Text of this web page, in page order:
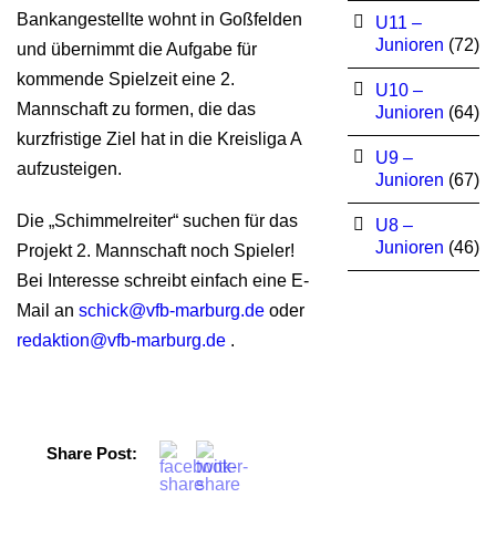
Bankangestellte wohnt in Goßfelden
und übernimmt die Aufgabe für
kommende Spielzeit eine 2.
Mannschaft zu formen, die das
kurzfristige Ziel hat in die Kreisliga A
aufzusteigen.
Die „Schimmelreiter“ suchen für das
Projekt 2. Mannschaft noch Spieler!
Bei Interesse schreibt einfach eine E-
Mail an schick@vfb-marburg.de oder
redaktion@vfb-marburg.de .
Share Post:
U11 –
Junioren (72)
U10 –
Junioren (64)
U9 –
Junioren (67)
U8 –
Junioren (46)